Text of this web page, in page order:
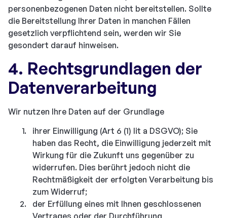
personenbezogenen Daten nicht bereitstellen. Sollte
die Bereitstellung Ihrer Daten in manchen Fällen
gesetzlich verpflichtend sein, werden wir Sie
gesondert darauf hinweisen.
4. Rechtsgrundlagen der
Datenverarbeitung
Wir nutzen Ihre Daten auf der Grundlage
ihrer Einwilligung (Art 6 (1) lit a DSGVO); Sie
haben das Recht, die Einwilligung jederzeit mit
Wirkung für die Zukunft uns gegenüber zu
widerrufen. Dies berührt jedoch nicht die
Rechtmäßigkeit der erfolgten Verarbeitung bis
zum Widerruf;
der Erfüllung eines mit Ihnen geschlossenen